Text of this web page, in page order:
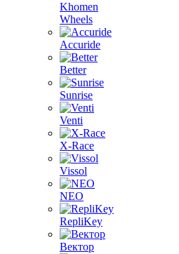
Khomen
Wheels
Accuride
Better
Sunrise
Venti
X-Race
Vissol
NEO
RepliKey
Вектор